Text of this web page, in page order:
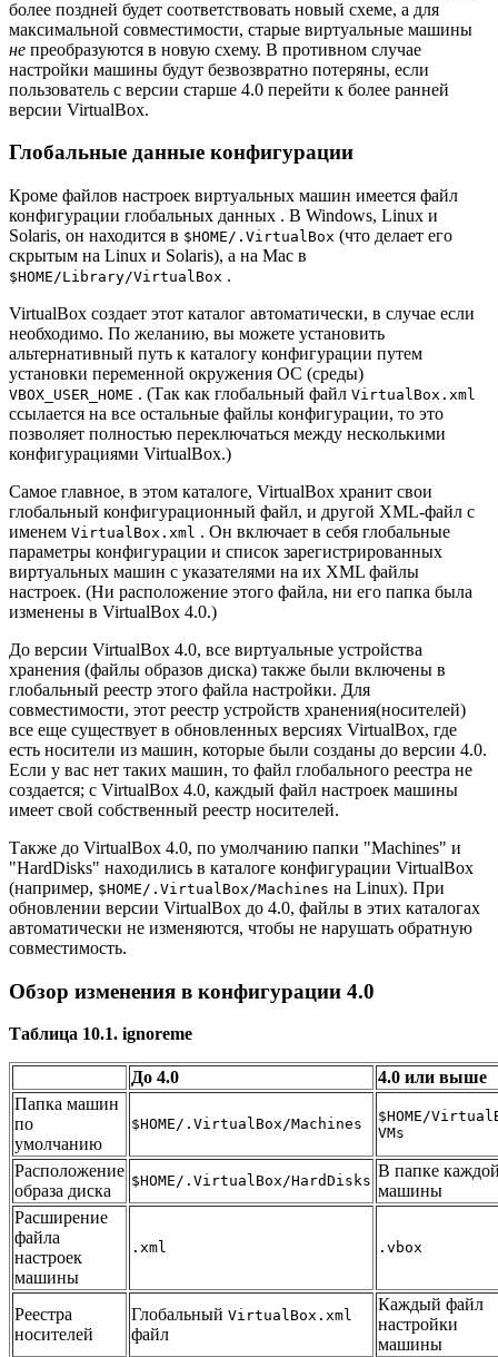
более поздней будет соответствовать новый схеме, а для
максимальной совместимости, старые виртуальные машины
не преобразуются в новую схему. В противном случае
настройки машины будут безвозвратно потеряны, если
пользователь с версии старше 4.0 перейти к более ранней
версии VirtualBox.
Глобальные данные конфигурации
Кроме файлов настроек виртуальных машин имеется файл
конфигурации глобальных данных . В Windows, Linux и
Solaris, он находится в $HOME/. VirtualBox (что делает его
скрытым на Linux и Solaris), а на Mac в
$HOME/Library/VirtualBox .
VirtualBox создает этот каталог автоматически, в случае если
необходимо. По желанию, вы можете установить
альтернативный путь к каталогу конфигурации путем
установки переменной окружения ОС (среды)
VBOX_USER_HOME . (Так как глобальный файл VirtualBox.xml
ссылается на все остальные файлы конфигурации, то это
позволяет полностью переключаться между несколькими
конфигурациями VirtualBox.)
Самое главное, в этом каталоге, VirtualBox хранит свои
глобальный конфигурационный файл, и другой XML-файл с
именем VirtualBox.xml . Он включает в себя глобальные
параметры конфигурации и список зарегистрированных
виртуальных машин с указателями на их XML файлы
настроек. (Ни расположение этого файла, ни его папка была
изменены в VirtualBox 4.0.)
До версии VirtualBox 4.0, все виртуальные устройства
хранения (файлы образов диска) также были включены в
глобальный реестр этого файла настройки. Для
совместимости, этот реестр устройств хранения(носителей)
все еще существует в обновленных версиях VirtualBox, где
есть носители из машин, которые были созданы до версии 4.0.
Если у вас нет таких машин, то файл глобального реестра не
создается; с VirtualBox 4.0, каждый файл настроек машины
имеет свой собственный реестр носителей.
Также до VirtualBox 4.0, по умолчанию папки "Machines" и
"HardDisks" находились в каталоге конфигурации VirtualBox
(например, $HOME/. VirtualBox/Machines на Linux). При
обновлении версии VirtualBox до 4.0, файлы в этих каталогах
автоматически не изменяются, чтобы не нарушать обратную
совместимость.
Обзор изменения в конфигурации 4.0
Таблица 10.1. ignoreme
До 4.0
4.0 или выше
Папка машин
по
умолчанию
$HOME/.VirtualBox/Machines
$HOME/
VMs
Расположение
образа диска
$HOME/.VirtualBox/HardDisks
В папке
машины
Расширение
файла
настроек
машины
.xml .vbox
Реестра
носителей
Глобальный VirtualBox.xml
файл
Каждый файл
настройки
машины